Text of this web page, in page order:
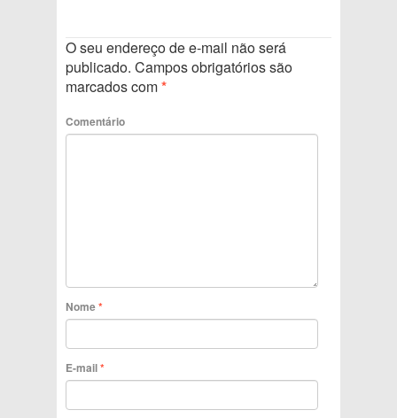
O seu endereço de e-mail não será
publicado. Campos obrigatórios são
marcados com*
Comentário
Nome*
E-mail*